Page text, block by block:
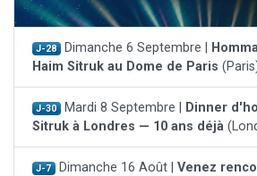
J-28 Dimanche 6 Septembre |
Haim Sitruk au Dome de Paris
J-30 Mardi 8 Septembre |
Dinner
Sitruk à Londres — 10 ans déjà
J-7 Dimanche 16 Août | Venez